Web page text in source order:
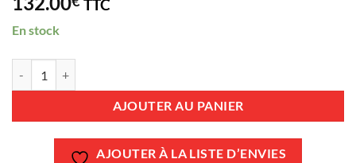
TTC
En stock
AJOUTER AU PANIER
AJOUTER À LA LISTE D’ENVIES